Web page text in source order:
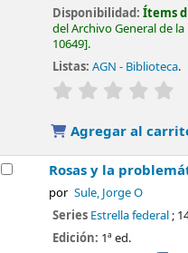
Disponibilidad:Ítems
del Archivo General de la
10649 .
Listas: AGN - Biblioteca.
valoración
Agregar al
Rosas y la
por Sule, Jorge O
Series Estrella federal;
Edición: 1ª ed.